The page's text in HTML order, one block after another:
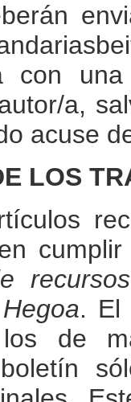
con
a,
acuse
LOS
. El
los de